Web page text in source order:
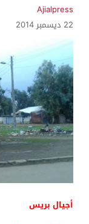
Ajialpress
22 ديسمبر 2014
أجيال بريس